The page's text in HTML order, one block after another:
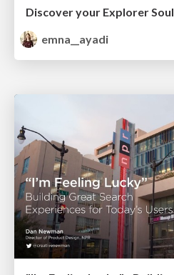
Discover your Explorer Soul
emna__ayadi